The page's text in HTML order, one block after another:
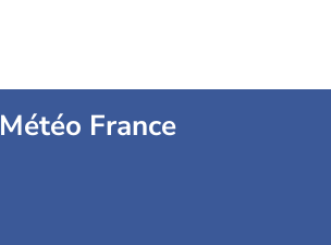
Météo France